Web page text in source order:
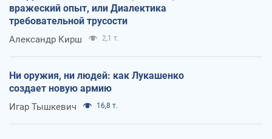
вражеский опыт, или Диалектика
требовательной трусости
Александр Кирш 2,1 т.
Ни оружия, ни людей: как Лукашенко
создает новую армию
Игар Тышкевич 16,8 т.